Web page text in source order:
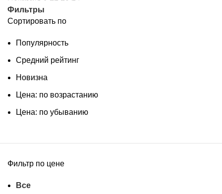
Фильтры
Сортировать по
Популярность
Средний рейтинг
Новизна
Цена: по возрастанию
Цена: по убыванию
Фильтр по цене
Все